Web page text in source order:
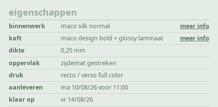
eigenschappen
binnenwerk maco silk normal
meer info
kaft
maco design bold + glossy laminaat
meer info
dikte
0,25 mm
oppervlak
zijdemat gestreken
druk
recto / verso full color
aanleveren
ma 10/08/26 voor 11:00
klaar op
vr 14/08/26